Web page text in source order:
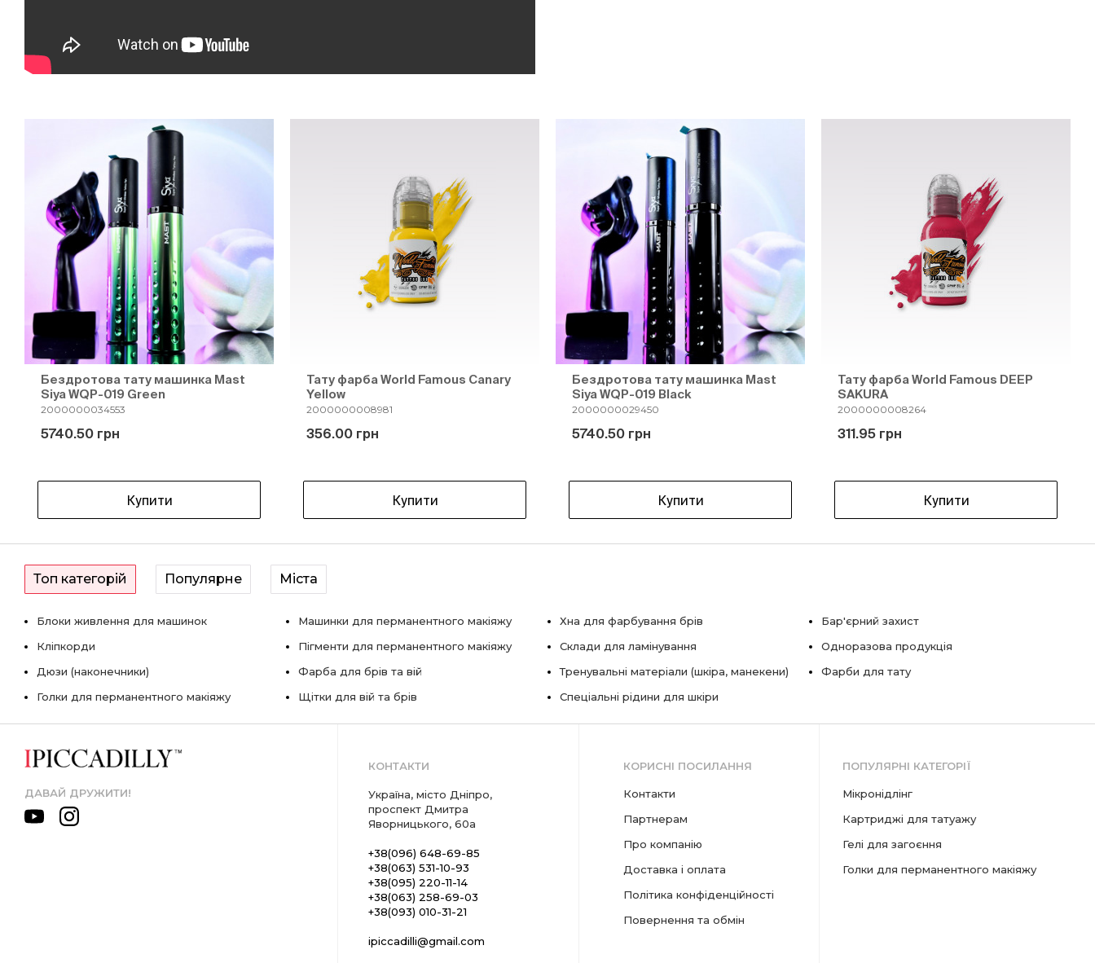
Бездротова тату машинка Mast
Siya WQP-019 Green
2000000034553
5740.50 грн
Купити
Тату фарба World Famous Canary
Yellow
2000000008981
356.00 грн
Купити
Бездротова тату машинка Mast
Siya WQP-019 Black
2000000029450
5740.50 грн
Купити
Тату фарба World Famous DEEP
SAKURA
2000000008264
311.95 грн
Купити
Топ категорій Популярне Міста
Блоки живлення для машинок
Кліпкорди
Дюзи (наконечники)
Голки для перманентного макіяжу
Машинки для перманентного макіяжу
Пігменти для перманентного макіяжу
Фарба для брів та вій
Щітки для вій та брів
Хна для фарбування брів
Склади для ламінування
Тренувальні матеріали (шкіра, манекени)
Спеціальні рідини для шкіри
Бар'єрний захист
Одноразова продукція
Фарби для тату
ДАВАЙ ДРУЖИТИ!
КОНТАКТИ
Україна, місто Дніпро,
проспект Дмитра
Яворницького, 60а
+38(096) 648-69-85
+38(063) 531-10-93
+38(095) 220-11-14
+38(063) 258-69-03
+38(093) 010-31-21
ipiccadilli@gmail.com
КОРИСНІ ПОСИЛАННЯ
Контакти
Партнерам
Про компанію
Доставка і оплата
Політика конфіденційності
Повернення та обмін
ПОПУЛЯРНІ КАТЕГОРІЇ
мікронідлінг
картриджі для татуажу
гелі для загоєння
голки для перманентного макіяжу